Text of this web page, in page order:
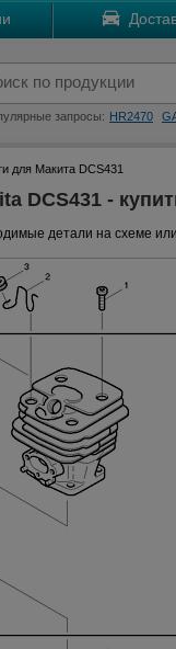
запросы: HR2470
для Макита DCS431
DCS431 -
детали на схеме